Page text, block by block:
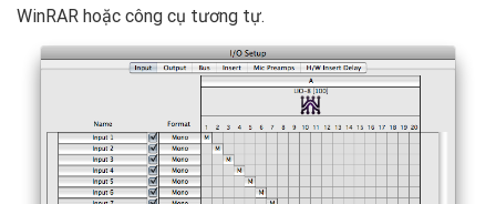
WinRAR hoặc công cụ tương tự.